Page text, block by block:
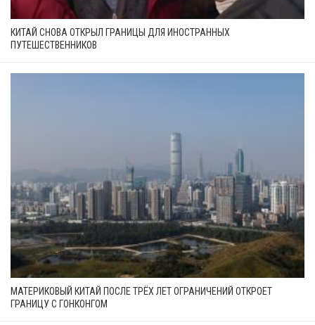
КИТАЙ СНОВА ОТКРЫЛ ГРАНИЦЫ ДЛЯ ИНОСТРАННЫХ
ПУТЕШЕСТВЕННИКОВ
МАТЕРИКОВЫЙ КИТАЙ ПОСЛЕ ТРЁХ ЛЕТ ОГРАНИЧЕНИЙ ОТКРОЕТ
ГРАНИЦУ С ГОНКОНГОМ